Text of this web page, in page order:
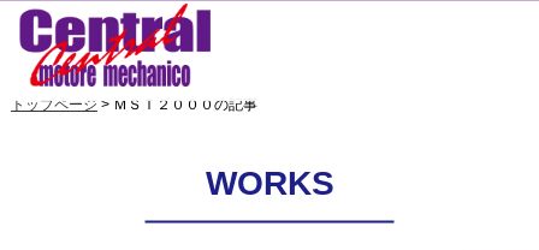
トップページ > ＭＳＴ２０００の記事
WORKS